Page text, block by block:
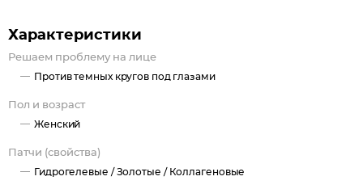
Характеристики
Решаем проблему на лице
Против темных кругов под глазами
Пол и возраст
Женский
Патчи (свойства)
Гидрогелевые /Золотые / Коллагеновые